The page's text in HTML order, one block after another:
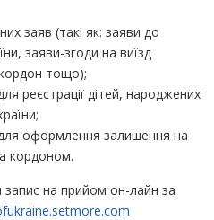
заяв (такі як: заяви до
заяви-згоди на виїзд
кордон тощо);
реєстрації дітей, народжених
оформлення залишення на
кордоном.
на прийом он-лайн за